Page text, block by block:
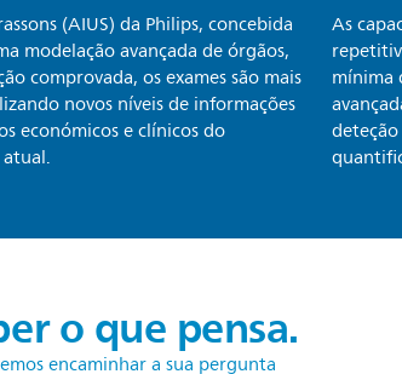
(AIUS) da Philips, concebida
modelação avançada de órgãos,
comprovada, os exames são mais
novos níveis de informações
económicos e clínicos do
As
mínima
o que pensa.
encaminhar a sua pergunta